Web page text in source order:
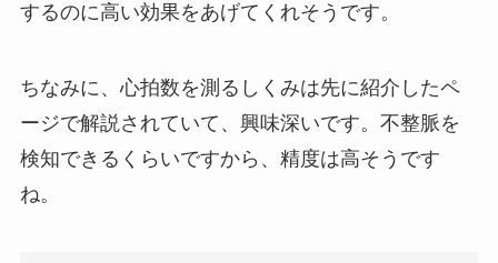
するのに高い効果をあげてくれそうです。
ちなみに、心拍数を測るしくみは先に紹介したペ
ージで解説されていて、興味深いです。不整脈を
検知できるくらいですから、精度は高そうです
ね。